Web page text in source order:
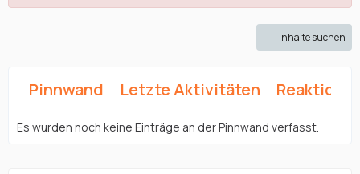
Inhalte suchen
Pinnwand Letzte Aktivitäten
Es wurden noch keine Einträge an der Pinnwand verfasst.